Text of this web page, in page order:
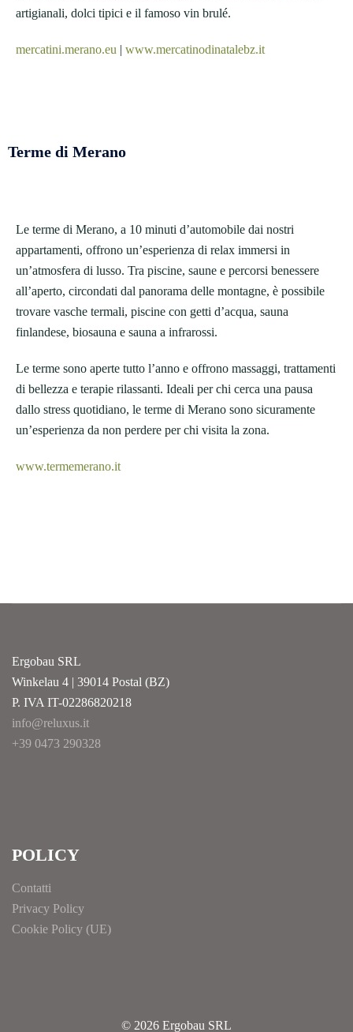
artigianali, dolci tipici e il famoso vin brulé.
mercatini.merano.eu | www.mercatinodinatalebz.it
Terme di Merano
Le terme di Merano, a 10 minuti d’automobile dai nostri
appartamenti, offrono un’esperienza di relax immersi in
un’atmosfera di lusso. Tra piscine, saune e percorsi benessere
all’aperto, circondati dal panorama delle montagne, è possibile
trovare vasche termali, piscine con getti d’acqua, sauna
finlandese, biosauna e sauna a infrarossi.
Le terme sono aperte tutto l’anno e offrono massaggi, trattamenti
di bellezza e terapie rilassanti. Ideali per chi cerca una pausa
dallo stress quotidiano, le terme di Merano sono sicuramente
un’esperienza da non perdere per chi visita la zona.
www.termemerano.it
Ergobau SRL
Winkelau 4 | 39014 Postal (BZ)
P. IVA IT-02286820218
info@reluxus.it
+39 0473 290328
POLICY
Contatti
Privacy Policy
Cookie Policy (UE)
© 2026 Ergobau SRL